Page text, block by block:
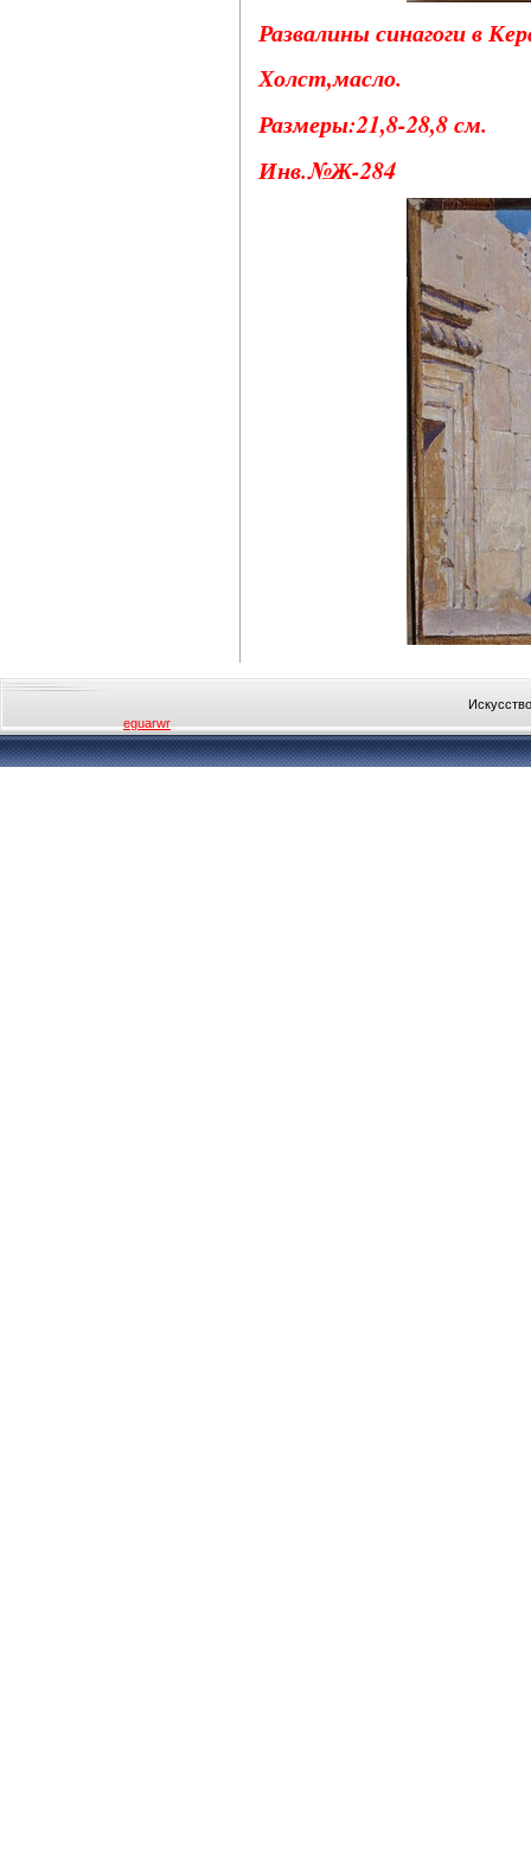
Развалины синагоги в
Холст,масло.
Размеры:21,8-28,8 см.
Инв.№Ж-284
eguarwr